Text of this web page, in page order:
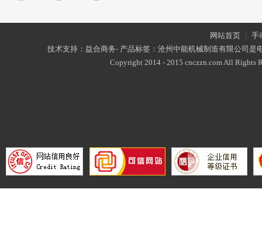
网站首页 | 手
技术支持：益合商务- 产品标签：沧州中能机械制造有限公司是
Copyright 2014 - 2015 cnczzn.com All Rights